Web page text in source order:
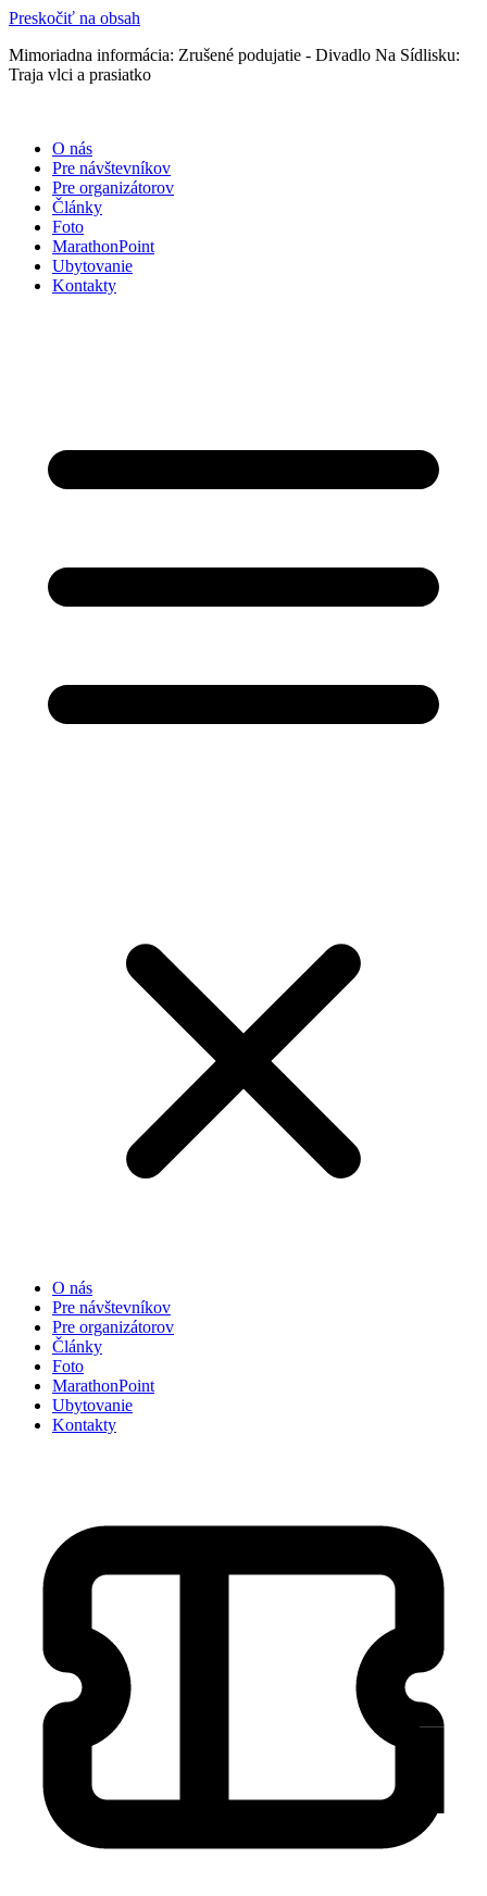
Preskočiť na obsah
Mimoriadna informácia: Zrušené podujatie - Divadlo Na Sídlisku:
Traja vlci a prasiatko
O nás
Pre návštevníkov
Pre organizátorov
Články
Foto
MarathonPoint
Ubytovanie
Kontakty
O nás
Pre návštevníkov
Pre organizátorov
Články
Foto
MarathonPoint
Ubytovanie
Kontakty